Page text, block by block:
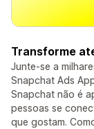
Transforme
Junte-se a
Snapchat Ads
Snapchat não é
pessoas se
que gostam.